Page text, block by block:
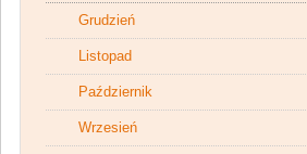
Grudzień
Listopad
Październik
Wrzesień